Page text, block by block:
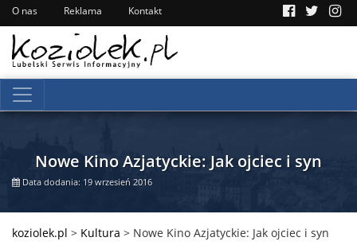
O nas Reklama Kontakt
Nowe Kino Azjatyckie: Jak ojciec i syn
Data dodania: 19 wrzesień 2016
koziolek.pl > Kultura > Nowe Kino Azjatyckie: Jak ojciec i syn